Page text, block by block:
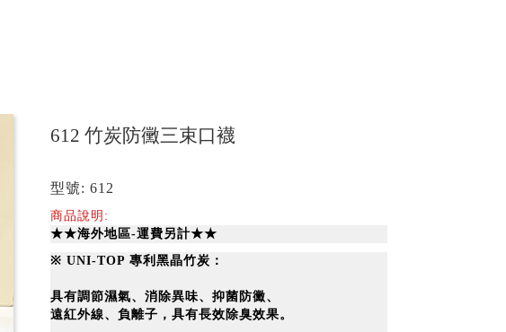
612 竹炭防黴三束口襪
型號: 612
商品說明:
★★海外地區-運費另計★★
※ UNI-TOP 專利黑晶竹炭：
具有調節濕氣、消除異味、抑菌防黴、
遠紅外線、負離子，具有長效除臭效果。